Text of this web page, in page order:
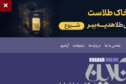
تماس با ما درباره ما تبلیغات آرشیو
×